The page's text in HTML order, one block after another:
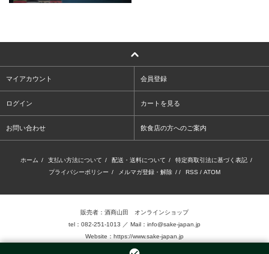
マイアカウント 会員登録
ログイン カートを見る
お問い合わせ 飲食店の方へのご案内
ホーム / 支払い方法について / 配送・送料について / 特定商取引法に基づく表記 /
プライバシーポリシー / メルマガ登録・解除 / / RSS / ATOM
販売者：酒商山田 オンラインショップ
tel：082-251-1013 ／ Mail：info@sake-japan.jp
Website： https://www.sake-japan.jp